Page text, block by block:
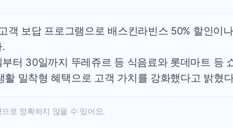
객 보답 프로그램으로 배스킨라빈스 50% 할인이
.
부터 30일까지 뚜레쥬르 등 식음료와 롯데마트 등
활 밀착형 혜택으로 고객 가치를 강화했다고 밝혔
로 정확하지 않을 수 있어요.